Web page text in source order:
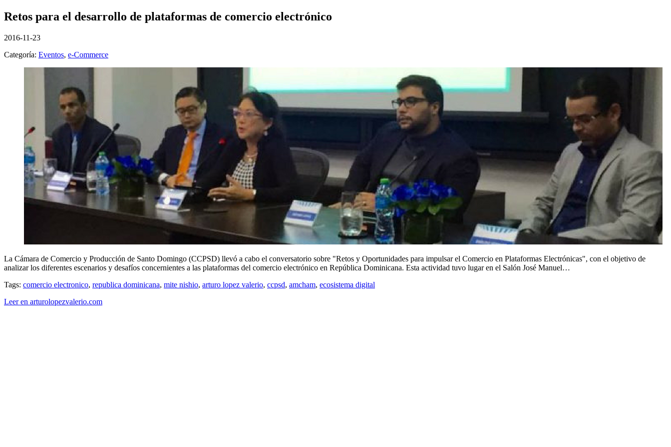
Retos para el desarrollo de plataformas de comercio electrónico
2016-11-23
Categoría: Eventos, e-Commerce
La Cámara de Comercio y Producción de Santo Domingo (CCPSD) llevó a cabo el conversatorio sobre "Retos y Oportunidades para impulsar el Comercio en Plataformas Electrónicas", con el objetivo de
analizar los diferentes escenarios y desafíos concernientes a las plataformas del comercio electrónico en República Dominicana. Esta actividad tuvo lugar en el Salón José Manuel…
Tags: comercio electronico, republica dominicana, mite nishio, arturo lopez valerio, ccpsd, amcham, ecosistema digital
Leer en arturolopezvalerio.com